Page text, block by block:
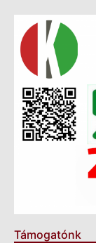
Támogatónk